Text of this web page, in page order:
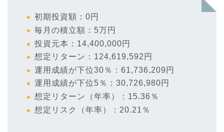
初期投資額：0円
毎月の積立額：5万円
投資元本：14,400,000円
想定リターン：124,619,592円
運用成績が下位30％：61,736,209円
運用成績が下位5％：30,726,980円
想定リターン（年率）：15.36％
想定リスク（年率）：20.21％